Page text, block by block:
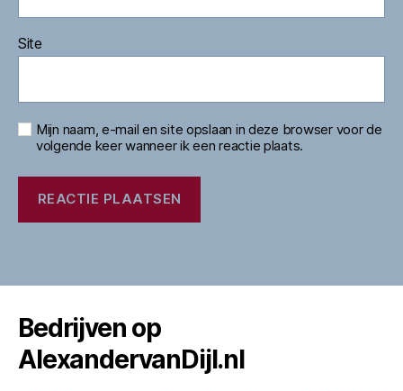
Site
Mijn naam, e-mail en site opslaan in deze browser voor de
volgende keer wanneer ik een reactie plaats.
Bedrijven op
AlexandervanDijl.nl